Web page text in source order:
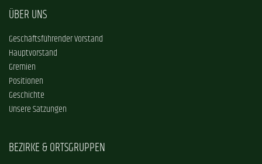
ÜBER UNS
Geschäftsführender Vorstand
Hauptvorstand
Gremien
Positionen
Geschichte
Unsere Satzungen
BEZIRKE & ORTSGRUPPEN